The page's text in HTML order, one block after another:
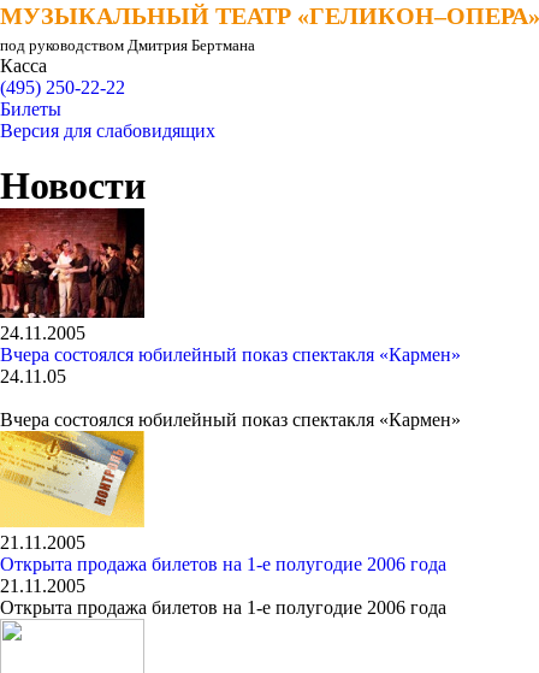
МУЗЫКАЛЬНЫЙ ТЕАТР «ГЕЛИКОН–ОПЕРА»
МУЗЫКАЛЬНЫЙ ТЕАТР «ГЕЛИКОН–ОПЕРА»
под руководством Дмитрия Бертмана
Касса
(495) 250-22-22
Билеты
Версия для слабовидящих
Новости
24.11.2005
Вчера состоялся юбилейный показ спектакля «Кармен»
24.11.05
Вчера состоялся юбилейный показ спектакля «Кармен»
21.11.2005
Открыта продажа билетов на 1-е полугодие 2006 года
21.11.2005
Открыта продажа билетов на 1-е полугодие 2006 года